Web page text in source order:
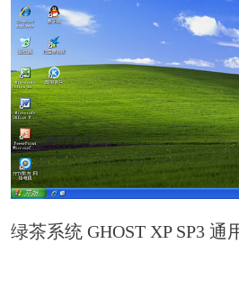
绿茶系统 GHOST XP SP3 通